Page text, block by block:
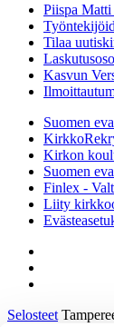
Piispa Matti
Tilaa
Kasvun
Suomen
Kirkon
Suomen
Finlex -
Liity
Selosteet